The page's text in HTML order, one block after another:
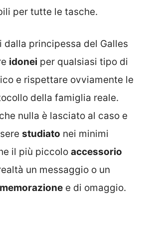
per tutte le tasche.
dalla principessa del Galles
idonei per qualsiasi tipo di
e rispettare ovviamente le
della famiglia reale.
nulla è lasciato al caso e
studiato nei minimi
il più piccolo accessorio
un messaggio o un
e di omaggio.